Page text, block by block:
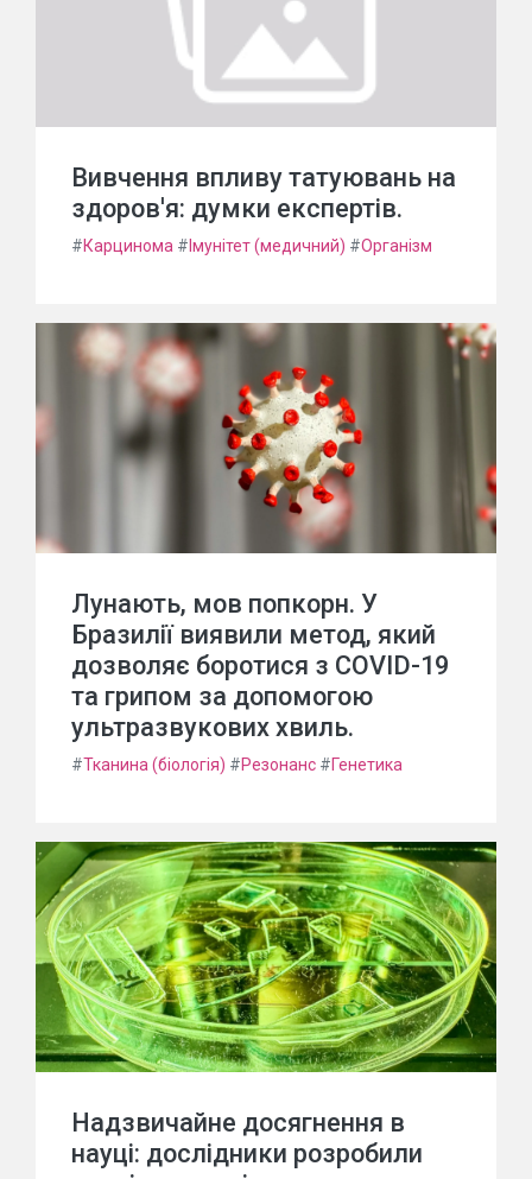
Вивчення впливу татуювань на
здоров'я: думки експертів.
#Карцинома # Імунітет (медичний) #Організм
Лунають, мов попкорн. У
Бразилії виявили метод, який
дозволяє боротися з COVID-19
та грипом за допомогою
ультразвукових хвиль.
#Тканина (біологія) #Резонанс #Генетика
Надзвичайне досягнення в
науці: дослідники розробили